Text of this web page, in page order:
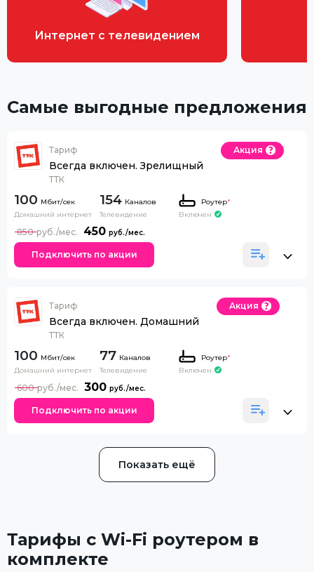
Интернет с телевидением
Самые выгодные предложения
Тариф
Всегда включен. Зрелищный
ТТК
Акция
100
Домашний интернет
154 Каналов
Телевидение
Роутер*
Включен
450
850
Подключить по акции
Тариф
Всегда включен. Домашний
ТТК
Акция
100
Домашний интернет
77 Каналов
Телевидение
Роутер*
Включен
300
600
Подключить по акции
Показать ещё
Тарифы с Wi-Fi роутером в
комплекте